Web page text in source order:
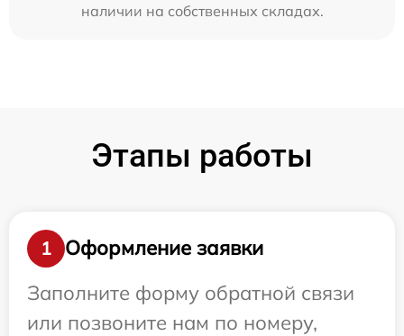
наличии на собственных складах.
Этапы работы
1
Оформление заявки
Заполните форму обратной связи
или позвоните нам по номеру,